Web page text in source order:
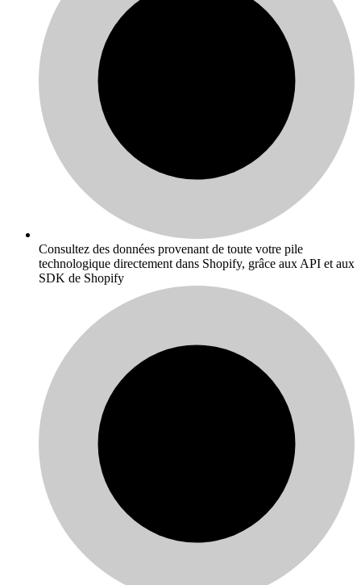
Consultez des données provenant de toute votre pile
technologique directement dans Shopify, grâce aux API et aux
SDK de Shopify